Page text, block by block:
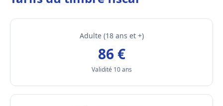
Adulte (18 ans et +)
86 €
Validité 10 ans